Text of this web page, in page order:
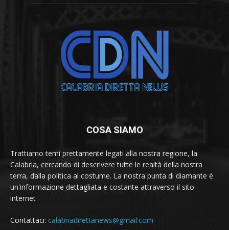
COSA SIAMO
Trattiamo temi prettamente legati alla nostra regione, la
Calabria, cercando di descrivere tutte le realtà della nostra
terra, dalla politica al costume. La nostra punta di diamante è
un'informazione dettagliata e costante attraverso il sito
internet
Contattaci: calabriadirettanews@gmail.com